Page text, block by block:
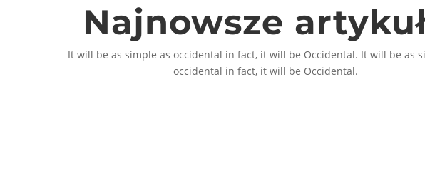
Najnowsze
It will be as simple as occidental in fact, it will be Occidental. It will be as
occidental in fact, it will be Occidental.